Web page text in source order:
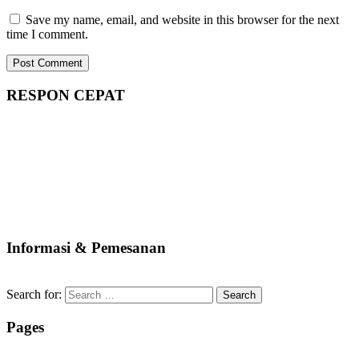
Save my name, email, and website in this browser for the next
time I comment.
RESPON CEPAT
Informasi & Pemesanan
Search for:
Pages